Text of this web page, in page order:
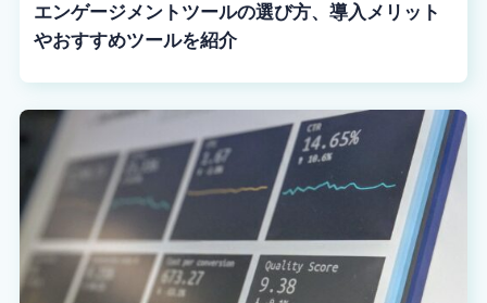
エンゲージメントツールの選び方、導入メリット
やおすすめツールを紹介